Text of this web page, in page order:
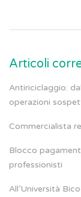
Articoli
Antiriciclaggio:
operazioni
Commercialista
Blocco
professionisti
All’Università